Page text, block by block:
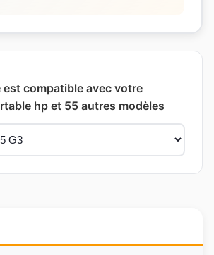
est compatible avec votre
hp et 55 autres modèles